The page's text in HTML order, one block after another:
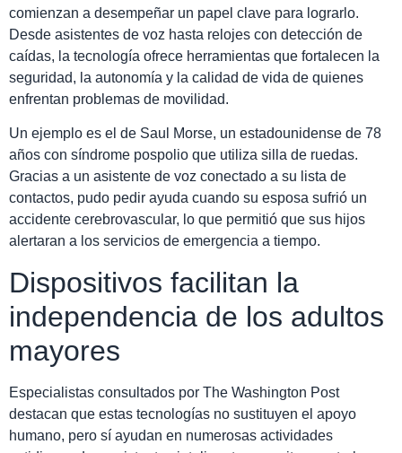
comienzan a desempeñar un papel clave para lograrlo.
Desde asistentes de voz hasta relojes con detección de
caídas, la tecnología ofrece herramientas que fortalecen la
seguridad, la autonomía y la calidad de vida de quienes
enfrentan problemas de movilidad.
Un ejemplo es el de Saul Morse, un estadounidense de 78
años con síndrome pospolio que utiliza silla de ruedas.
Gracias a un asistente de voz conectado a su lista de
contactos, pudo pedir ayuda cuando su esposa sufrió un
accidente cerebrovascular, lo que permitió que sus hijos
alertaran a los servicios de emergencia a tiempo.
Dispositivos facilitan la
independencia de los adultos
mayores
Especialistas consultados por The Washington Post
destacan que estas tecnologías no sustituyen el apoyo
humano, pero sí ayudan en numerosas actividades